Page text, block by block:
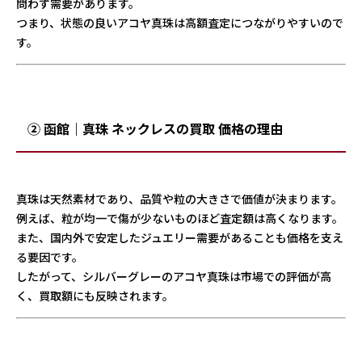
問わず需要があります。
つまり、状態の良いアコヤ真珠は高額査定につながりやすいので
す。
② 函館｜真珠 ネックレスの買取 価格の理由
真珠は天然素材であり、品質や粒の大きさで価値が決まります。
例えば、粒が均一で傷が少ないものほど査定額は高くなります。
また、国内外で安定したジュエリー需要があることも価格を支え
る要因です。
したがって、シルバーグレーのアコヤ真珠は市場での評価が高
く、買取額にも反映されます。